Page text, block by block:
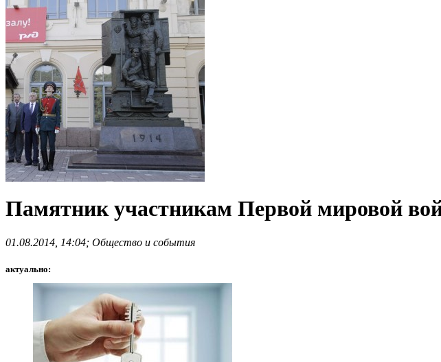
Памятник участникам Первой мировой
01.08.2014, 14:04; Общество и события
актуально: